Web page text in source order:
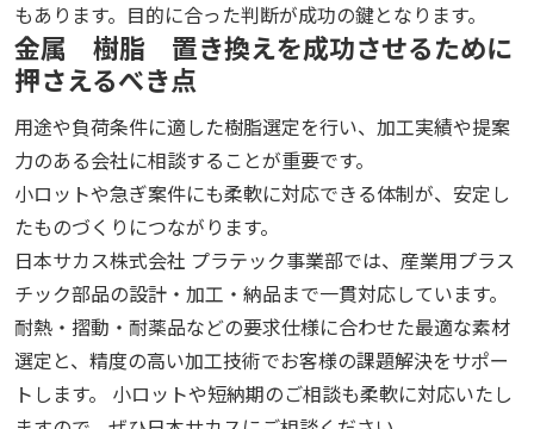
もあります。目的に合った判断が成功の鍵となります。
金属 樹脂 置き換えを成功させるために
押さえるべき点
用途や負荷条件に適した樹脂選定を行い、加工実績や提案
力のある会社に相談することが重要です。
小ロットや急ぎ案件にも柔軟に対応できる体制が、安定し
たものづくりにつながります。
日本サカス株式会社 プラテック事業部では、産業用プラス
チック部品の設計・加工・納品まで一貫対応しています。
耐熱・摺動・耐薬品などの要求仕様に合わせた最適な素材
選定と、精度の高い加工技術でお客様の課題解決をサポー
トします。 小ロットや短納期のご相談も柔軟に対応いたし